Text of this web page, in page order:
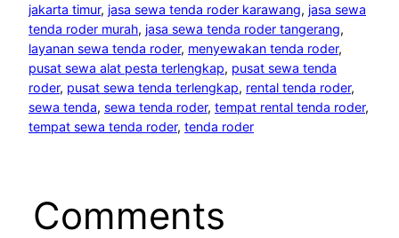
jakarta timur, jasa sewa tenda roder karawang, jasa sewa
tenda roder murah, jasa sewa tenda roder tangerang
layanan sewa tenda roder, menyewakan tenda roder
pusat sewa alat pesta terlengkap, pusat sewa tenda
roder, pusat sewa tenda terlengkap, rental tenda roder
sewa tenda, sewa tenda roder, tempat rental tenda roder
tempat sewa tenda roder, tenda roder
Comments